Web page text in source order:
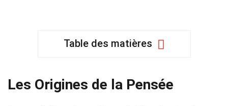
Table des matières
Les Origines de la Pensée